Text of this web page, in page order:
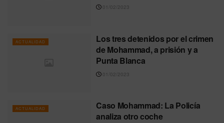
01/02/2023
ACTUALIDAD
Los tres detenidos por el crimen
de Mohammad, a prisión y a
Punta Blanca
01/02/2023
ACTUALIDAD
Caso Mohammad: La Policía
analiza otro coche